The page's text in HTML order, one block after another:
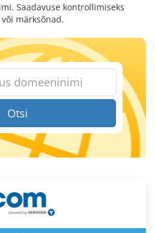
Saadavuse kontrollimiseks
märksõnad.
Otsi